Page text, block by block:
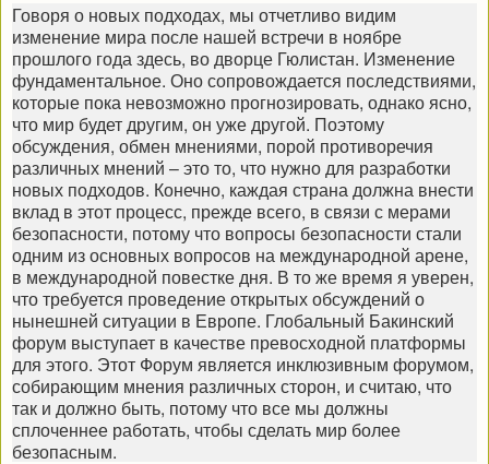
Говоря о новых подходах, мы отчетливо видим
изменение мира после нашей встречи в ноябре
прошлого года здесь, во дворце Гюлистан. Изменение
фундаментальное. Оно сопровождается последствиями,
которые пока невозможно прогнозировать, однако ясно,
что мир будет другим, он уже другой. Поэтому
обсуждения, обмен мнениями, порой противоречия
различных мнений – это то, что нужно для разработки
новых подходов. Конечно, каждая страна должна внести
вклад в этот процесс, прежде всего, в связи с мерами
безопасности, потому что вопросы безопасности стали
одним из основных вопросов на международной арене,
в международной повестке дня. В то же время я уверен,
что требуется проведение открытых обсуждений о
нынешней ситуации в Европе. Глобальный Бакинский
форум выступает в качестве превосходной платформы
для этого. Этот Форум является инклюзивным форумом,
собирающим мнения различных сторон, и считаю, что
так и должно быть, потому что все мы должны
сплоченнее работать, чтобы сделать мир более
безопасным.